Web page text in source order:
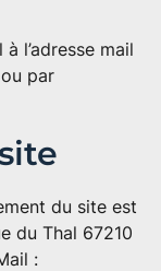
l’adresse mail
ou par
du site est
du Thal 67210
: